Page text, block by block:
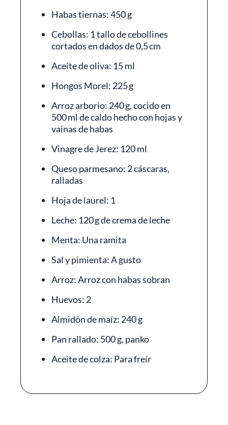
Habas tiernas: 450 g
Cebollas: 1 tallo de cebollines
cortados en dados de 0,5 cm
Aceite de oliva: 15 ml
Hongos Morel: 225 g
Arroz arborio: 240 g, cocido en
500 ml de caldo hecho con hojas y
vainas de habas
Vinagre de Jerez: 120 ml
Queso parmesano: 2 cáscaras,
ralladas
Hoja de laurel: 1
Leche: 120 g de crema de leche
Menta: Una ramita
Sal y pimienta: A gusto
Arroz: Arroz con habas sobran
Huevos: 2
Almidón de maíz: 240 g
Pan rallado: 500 g, panko
Aceite de colza: Para freír